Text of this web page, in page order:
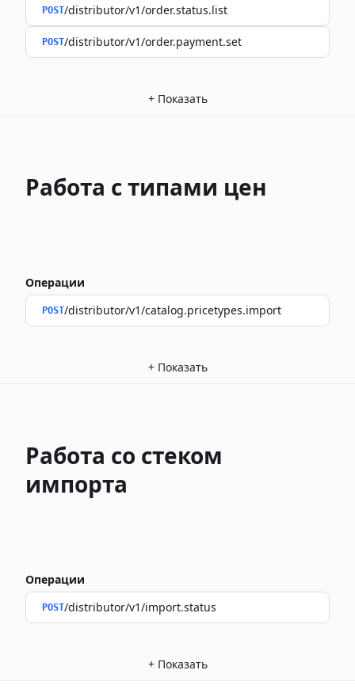
POST/distributor/v1/order.status.list
POST/distributor/v1/order.payment.set
+ Показать
Работа с типами цен
Операции
POST/distributor/v1/catalog.pricetypes.import
+ Показать
Работа со стеком
импорта
Операции
POST/distributor/v1/import.status
+ Показать